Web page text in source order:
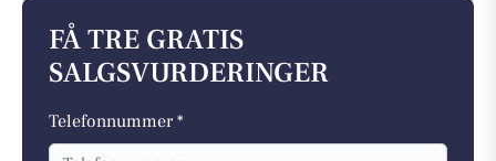
FÅ TRE GRATIS
SALGSVURDERINGER
Telefonnummer *